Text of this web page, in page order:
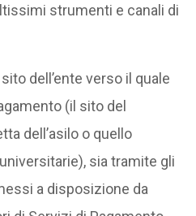
strumenti e canali di
dell’ente verso il quale
(il sito del
dell’asilo o quello
sia tramite gli
a disposizione da